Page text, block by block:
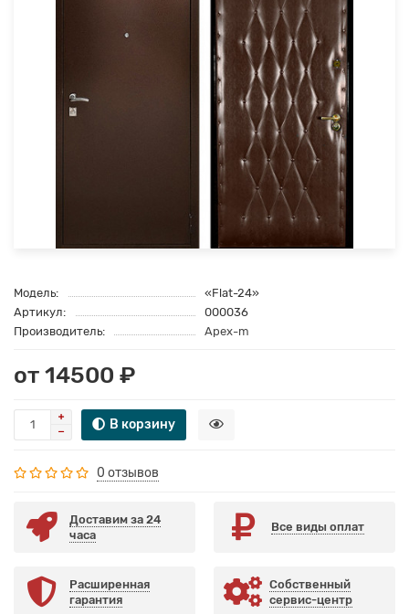
Модель:
«Flat-24»
Артикул:
000036
Производитель:
Apex-m
от 14500 ₽
В корзину
0 отзывов
Доставим за 24
часа
Все виды оплат
Расширенная
гарантия
Собственный
сервис-центр